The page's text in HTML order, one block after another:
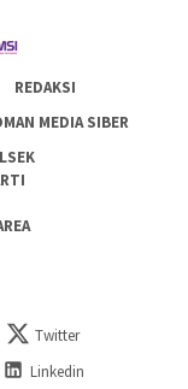
REDAKSI
MEDIA SIBER
Twitter
Linkedin